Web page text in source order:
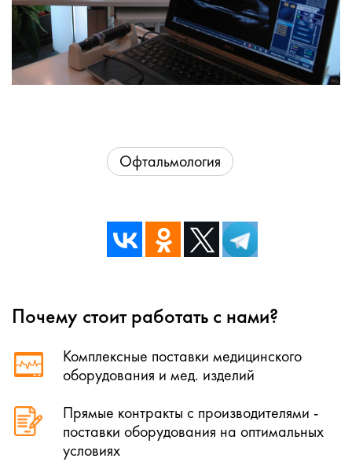
Офтальмология
Почему стоит работать с нами?
Комплексные поставки медицинского
оборудования и мед. изделий
Прямые контракты с производителями -
поставки оборудования на оптимальных
условиях